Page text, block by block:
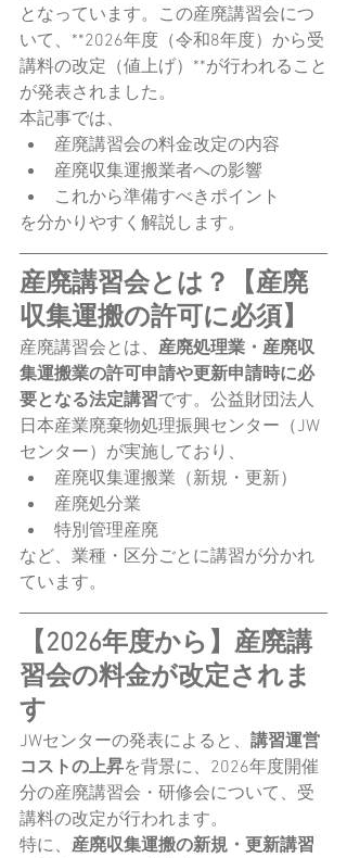
となっています。この産廃講習会につ
いて、**2026年度（令和8年度）から受
講料の改定（値上げ）**が行われること
が発表されました。
本記事では、
産廃講習会の料金改定の内容
産廃収集運搬業者への影響
これから準備すべきポイント
を分かりやすく解説します。
産廃講習会とは？【産廃
収集運搬の許可に必須】
産廃講習会とは、 産廃処理業・産廃収
集運搬業の許可申請や更新申請時に必
要となる法定講習です。公益財団法人
日本産業廃棄物処理振興センター（JW
センター）が実施しており、
産廃収集運搬業（新規・更新）
産廃処分業
特別管理産廃
など、業種・区分ごとに講習が分かれ
ています。
【2026年度から】産廃講
習会の料金が改定されま
す
JWセンターの発表によると、 講習運営
コストの上昇を背景に、2026年度開催
分の産廃講習会・研修会について、受
講料の改定が行われます。
特に、 産廃収集運搬の新規・更新講習